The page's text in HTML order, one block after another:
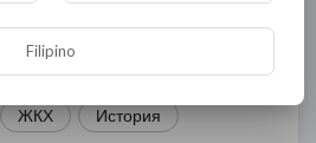
Развлечение
ЖКХ История
Filipino